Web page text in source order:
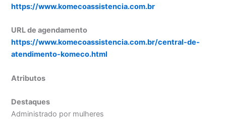
https://www.komecoassistencia.com.br
URL de agendamento
https://www.komecoassistencia.com.br/central-de-
atendimento-komeco.html
Atributos
Destaques
Administrado por mulheres